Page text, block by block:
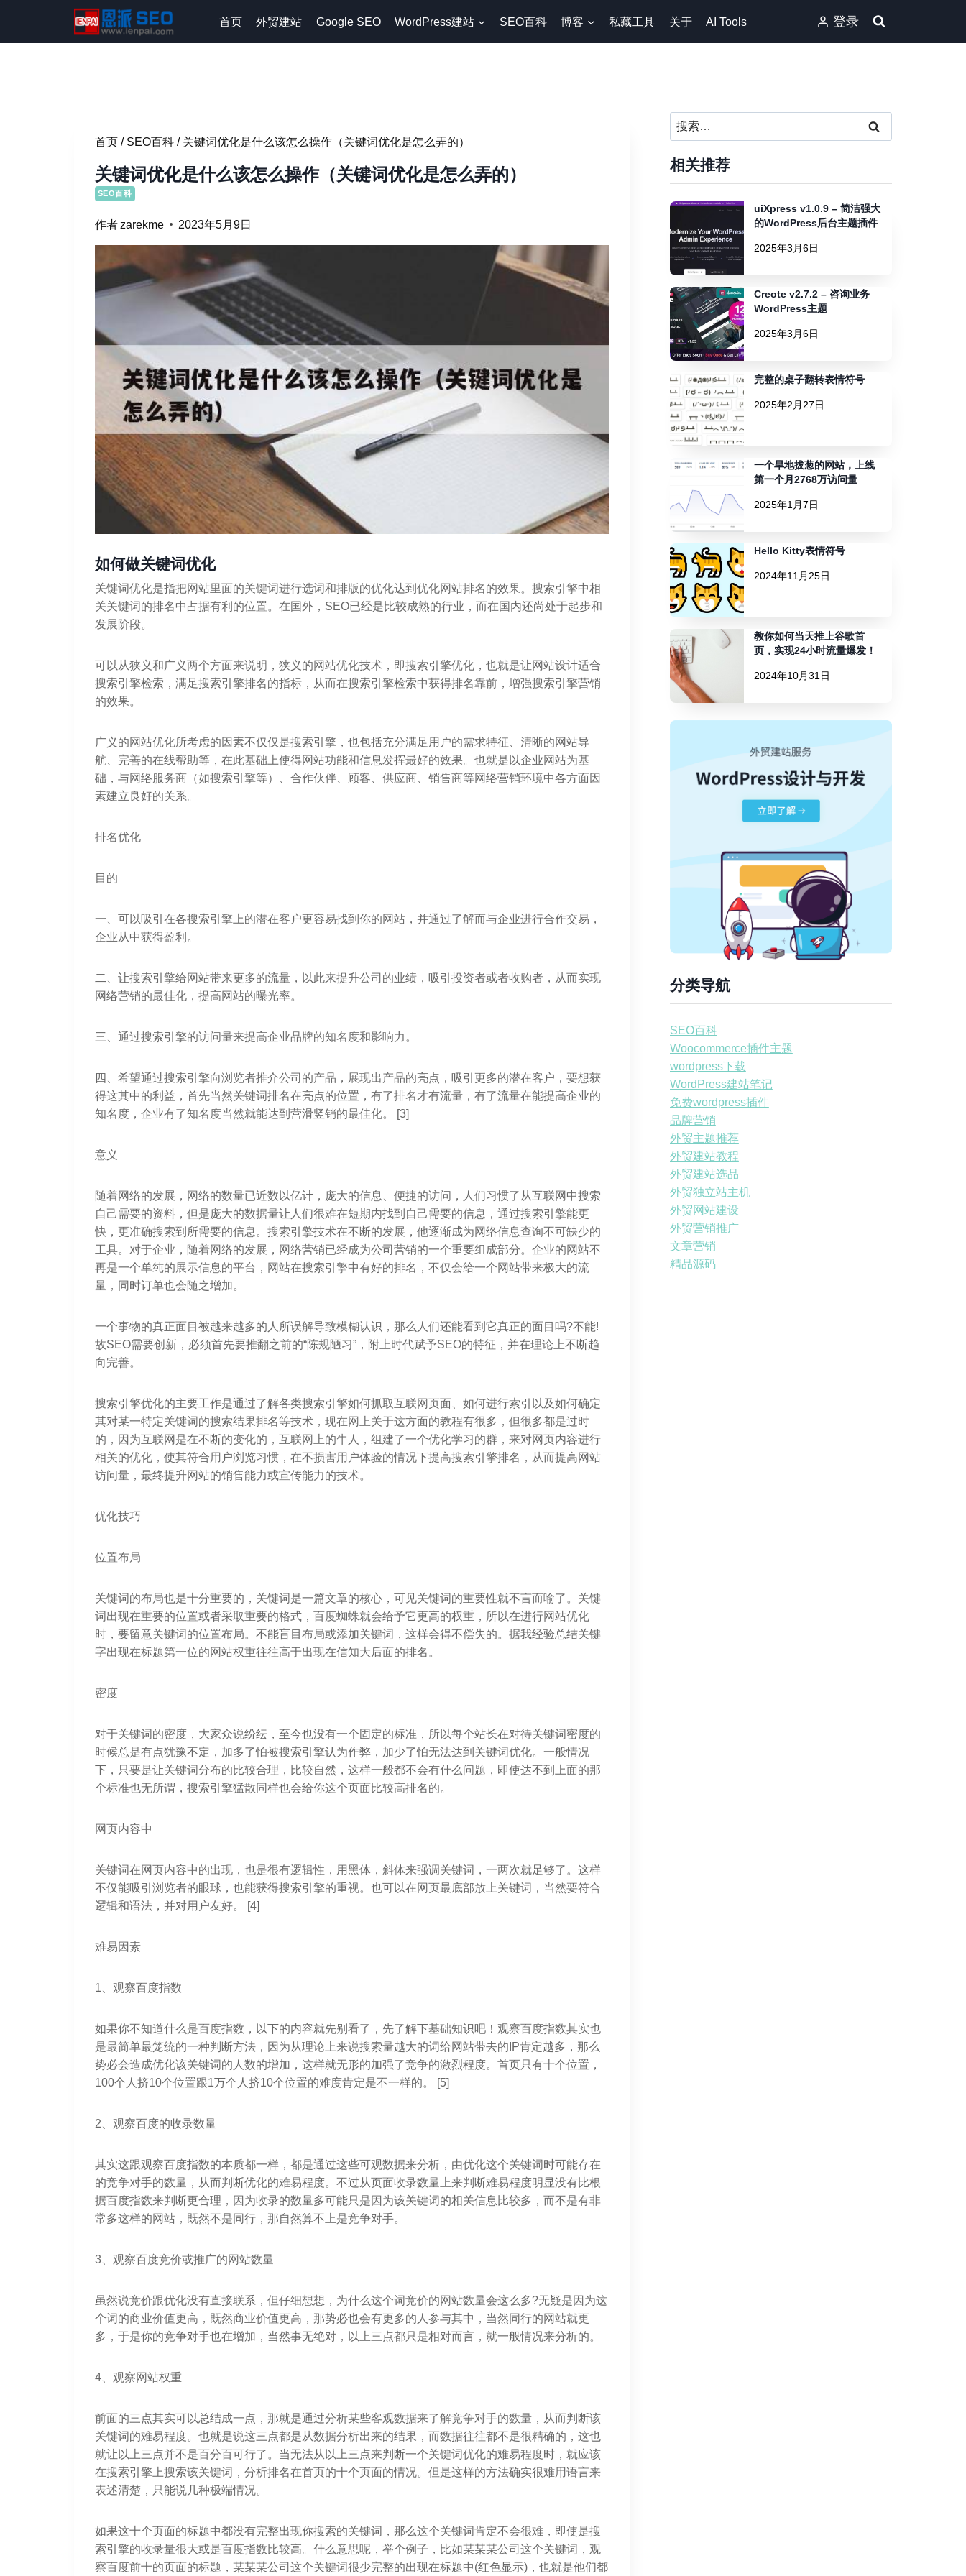
内
首页 外贸建站 Google SEO WordPress建站 SEO百科 博客 私藏工具 关于 AI Tools 登录
首页 / SEO百科 / 关键词优化是什么该怎么操作（关键词优化是怎么弄的）
关键词优化是什么该怎么操作（关键词优化是怎么弄的）
SEO百科
作者zarekme 2023年5月9日
如何做关键词优化
关键词优化是指把网站里面的关键词进行选词和排版的优化达到优化网站排名的效果。搜索引擎中相
关关键词的排名中占据有利的位置。在国外，SEO已经是比较成熟的行业，而在国内还尚处于起步和
发展阶段。
可以从狭义和广义两个方面来说明，狭义的网站优化技术，即搜索引擎优化，也就是让网站设计适合
搜索引擎检索，满足搜索引擎排名的指标，从而在搜索引擎检索中获得排名靠前，增强搜索引擎营销
的效果。
广义的网站优化所考虑的因素不仅仅是搜索引擎，也包括充分满足用户的需求特征、清晰的网站导
航、完善的在线帮助等，在此基础上使得网站功能和信息发挥最好的效果。也就是以企业网站为基
础，与网络服务商（如搜索引擎等）、合作伙伴、顾客、供应商、销售商等网络营销环境中各方面因
素建立良好的关系。
排名优化
目的
一、可以吸引在各搜索引擎上的潜在客户更容易找到你的网站，并通过了解而与企业进行合作交易，
企业从中获得盈利。
二、让搜索引擎给网站带来更多的流量，以此来提升公司的业绩，吸引投资者或者收购者，从而实现
网络营销的最佳化，提高网站的曝光率。
三、通过搜索引擎的访问量来提高企业品牌的知名度和影响力。
四、希望通过搜索引擎向浏览者推介公司的产品，展现出产品的亮点，吸引更多的潜在客户，要想获
得这其中的利益，首先当然关键词排名在亮点的位置，有了排名才有流量，有了流量在能提高企业的
知名度，企业有了知名度当然就能达到营滑竖销的最佳化。 [3]
意义
随着网络的发展，网络的数量已近数以亿计，庞大的信息、便捷的访问，人们习惯了从互联网中搜索
自己需要的资料，但是庞大的数据量让人们很难在短期内找到自己需要的信息，通过搜索引擎能更
快，更准确搜索到所需要的信息。搜索引擎技术在不断的发展，他逐渐成为网络信息查询不可缺少的
工具。对于企业，随着网络的发展，网络营销已经成为公司营销的一个重要组成部分。企业的网站不
再是一个单纯的展示信息的平台，网站在搜索引擎中有好的排名，不仅会给一个网站带来极大的流
量，同时订单也会随之增加。
一个事物的真正面目被越来越多的人所误解导致模糊认识，那么人们还能看到它真正的面目吗?不能!
故SEO需要创新，必须首先要推翻之前的“陈规陋习”，附上时代赋予SEO的特征，并在理论上不断趋
向完善。
搜索引擎优化的主要工作是通过了解各类搜索引擎如何抓取互联网页面、如何进行索引以及如何确定
其对某一特定关键词的搜索结果排名等技术，现在网上关于这方面的教程有很多，但很多都是过时
的，因为互联网是在不断的变化的，互联网上的牛人，组建了一个优化学习的群，来对网页内容进行
相关的优化，使其符合用户浏览习惯，在不损害用户体验的情况下提高搜索引擎排名，从而提高网站
访问量，最终提升网站的销售能力或宣传能力的技术。
优化技巧
位置布局
关键词的布局也是十分重要的，关键词是一篇文章的核心，可见关键词的重要性就不言而喻了。关键
词出现在重要的位置或者采取重要的格式，百度蜘蛛就会给予它更高的权重，所以在进行网站优化
时，要留意关键词的位置布局。不能盲目布局或添加关键词，这样会得不偿失的。据我经验总结关键
字出现在标题第一位的网站权重往往高于出现在信知大后面的排名。
密度
对于关键词的密度，大家众说纷纭，至今也没有一个固定的标准，所以每个站长在对待关键词密度的
时候总是有点犹豫不定，加多了怕被搜索引擎认为作弊，加少了怕无法达到关键词优化。一般情况
下，只要是让关键词分布的比较合理，比较自然，这样一般都不会有什么问题，即使达不到上面的那
个标准也无所谓，搜索引擎猛散同样也会给你这个页面比较高排名的。
网页内容中
关键词在网页内容中的出现，也是很有逻辑性，用黑体，斜体来强调关键词，一两次就足够了。这样
不仅能吸引浏览者的眼球，也能获得搜索引擎的重视。也可以在网页最底部放上关键词，当然要符合
逻辑和语法，并对用户友好。 [4]
难易因素
1、观察百度指数
如果你不知道什么是百度指数，以下的内容就先别看了，先了解下基础知识吧！观察百度指数其实也
是最简单最笼统的一种判断方法，因为从理论上来说搜索量越大的词给网站带去的IP肯定越多，那么
势必会造成优化该关键词的人数的增加，这样就无形的加强了竞争的激烈程度。首页只有十个位置，
100个人挤10个位置跟1万个人挤10个位置的难度肯定是不一样的。 [5]
2、观察百度的收录数量
其实这跟观察百度指数的本质都一样，都是通过这些可观数据来分析，由优化这个关键词时可能存在
的竞争对手的数量，从而判断优化的难易程度。不过从页面收录数量上来判断难易程度明显没有比根
据百度指数来判断更合理，因为收录的数量多可能只是因为该关键词的相关信息比较多，而不是有非
常多这样的网站，既然不是同行，那自然算不上是竞争对手。
3、观察百度竞价或推广的网站数量
虽然说竞价跟优化没有直接联系，但仔细想想，为什么这个词竞价的网站数量会这么多?无疑是因为这
个词的商业价值更高，既然商业价值更高，那势必也会有更多的人参与其中，当然同行的网站就更
多，于是你的竞争对手也在增加，当然事无绝对，以上三点都只是相对而言，就一般情况来分析的。
4、观察网站权重
前面的三点其实可以总结成一点，那就是通过分析某些客观数据来了解竞争对手的数量，从而判断该
关键词的难易程度。也就是说这三点都是从数据分析出来的结果，而数据往往都不是很精确的，这也
就让以上三点并不是百分百可行了。当无法从以上三点来判断一个关键词优化的难易程度时，就应该
在搜索引擎上搜索该关键词，分析排名在首页的十个页面的情况。但是这样的方法确实很难用语言来
表述清楚，只能说几种极端情况。
如果这十个页面的标题中都没有完整出现你搜索的关键词，那么这个关键词肯定不会很难，即使是搜
索引擎的收录量很大或是百度指数比较高。什么意思呢，举个例子，比如某某某公司这个关键词，观
察百度前十的页面的标题，某某某公司这个关键词很少完整的出现在标题中(红色显示)，也就是他们都
搜
索：
相关推荐
uiXpress v1.0.9 – 简洁强大
的WordPress后台主题插件
2025年3月6日
Creote v2.7.2 – 咨询业务
WordPress主题
2025年3月6日
完整的桌子翻转表情符号
2025年2月27日
一个旱地拔葱的网站，上线
第一个月2768万访问量
2025年1月7日
Hello Kitty表情符号
2024年11月25日
教你如何当天推上谷歌首
页，实现24小时流量爆发！
2024年10月31日
分类导航
SEO百科
Woocommerce插件主题
wordpress下载
WordPress建站笔记
免费wordpress插件
品牌营销
外贸主题推荐
外贸建站教程
外贸建站选品
外贸独立站主机
外贸网站建设
外贸营销推广
文章营销
精品源码